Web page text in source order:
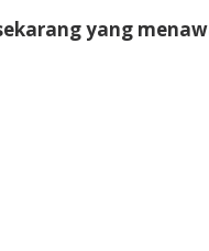
yang